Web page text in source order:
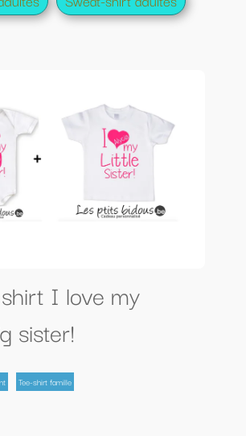
I love my
sister!
Tee-shirt famille